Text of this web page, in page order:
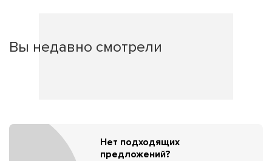
Вы недавно смотрели
Нет подходящих
предложений?